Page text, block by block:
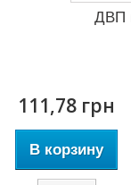
ДВП
111,78 грн
В корзину